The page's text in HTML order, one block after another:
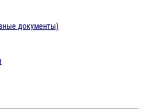
документы)